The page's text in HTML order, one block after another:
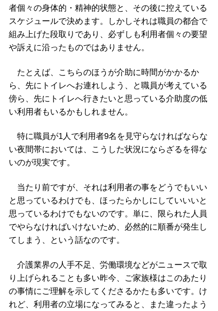
者個々の身体的・精神的状態と、その後に控えている
スケジュールで決めます。しかしそれは職員の都合で
組み上げた段取りであり、必ずしも利用者個々の要望
や訴えに沿ったものではありません。
たとえば、こちらのほうが介助に時間がかかるか
ら、先にトイレへお連れしよう、と職員が考えている
傍ら、先にトイレへ行きたいと思っている介助度の低
い利用者もいるかもしれません。
特に職員が1人で利用者9名を見守らなければならな
い夜間帯においては、こうした状況にならざるを得な
いのが現実です。
当たり前ですが、それは利用者の事をどうでもいい
と思っているわけでも、ほったらかしにしていいいと
思っているわけでもないのです。単に、限られた人員
でやらなければいけないため、必然的に順番が発生し
てしまう、という話なのです。
介護業界の人手不足、労働環境などがニュースで取
り上げられることも多い昨今、ご家族様はこのあたり
の事情にご理解を示してくださるかたも多いです。け
れど、利用者の立場になってみると、また違ったよう